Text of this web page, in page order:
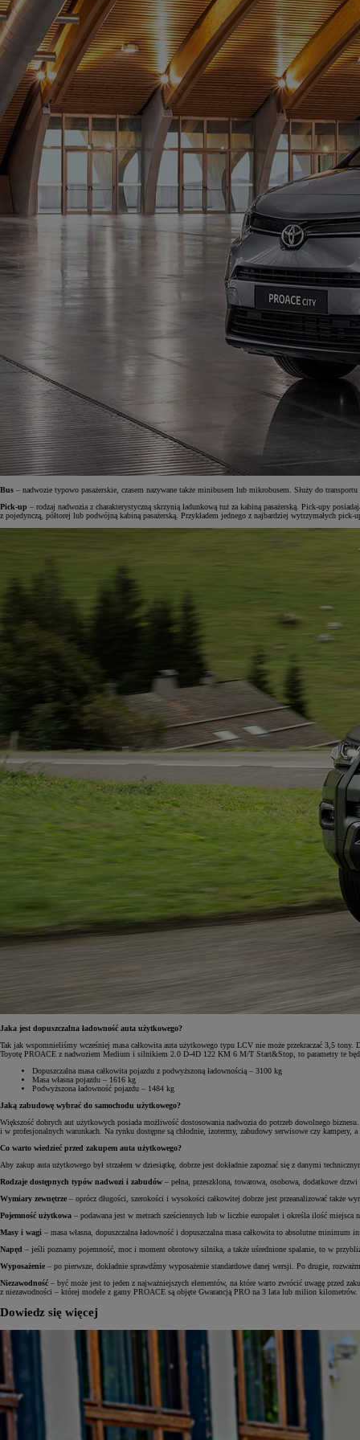
Od105 300 zł
Corolla Hatchback
HYBRID
Bus – nadwozie typowo pasażerskie, czasem nazywane także minibusem lub mikrobusem. Służy do
Pick-up – rodzaj nadwozia z charakterystyczną skrzynią ładunkową tuż za kabiną pasażerską. Pick-upy
z pojedynczą, półtorej lub podwójną kabiną pasażerską. Przykładem jednego z najbardziej wytrzymałych pick-
Jaka jest dopuszczalna ładowność auta użytkowego?
Tak jak wspomnieliśmy wcześniej masa całkowita auta użytkowego typu LCV nie może przekraczać 3,5 tony.
Toyotę PROACE z nadwoziem Medium i silnikiem 2.0 D-4D 122 KM 6 M/T Start&Stop, to parametry te
Dopuszczalna masa całkowita pojazdu z podwyższoną ładownością – 3100 kg
Masa własna pojazdu – 1616 kg
Podwyższona ładowność pojazdu – 1484 kg
Jaką zabudowę wybrać do samochodu użytkowego?
Większość dobrych aut użytkowych posiada możliwość dostosowania nadwozia do potrzeb dowolnego
i w profesjonalnych warunkach. Na rynku dostępne są chłodnie, izotermy, zabudowy serwisowe czy
Co warto wiedzieć przed zakupem auta użytkowego?
Aby zakup auta użytkowego był strzałem w dziesiątkę, dobrze jest dokładnie zapoznać się z danymi
Rodzaje dostępnych typów nadwozi i zabudów – pełna, przeszklona, towarowa, osobowa, dodatkowe drzwi
Wymiary zewnętrze – oprócz długości, szerokości i wysokości całkowitej dobrze jest przeanalizować także
Pojemność użytkowa – podawana jest w metrach sześciennych lub w liczbie europalet i określa ilość miejsca
Masy i wagi – masa własna, dopuszczalna ładowność i dopuszczalna masa całkowita to absolutne
Napęd – jeśli poznamy pojemność, moc i moment obrotowy silnika, a także uśrednione spalanie, to w
Wyposażenie – po pierwsze, dokładnie sprawdźmy wyposażenie standardowe danej wersji. Po drugie,
Niezawodność – być może jest to jeden z najważniejszych elementów, na które warto zwrócić uwagę przed
z niezawodności – której modele z gamy PROACE są objęte Gwarancją PRO na 3 lata lub milion kilometrów.
Dowiedz się więcej